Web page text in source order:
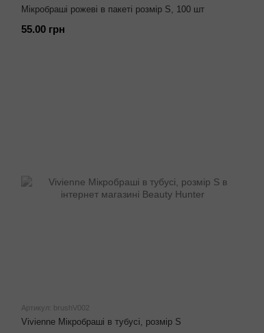
Мікробраші рожеві в пакеті розмір S, 100 шт
55.00 грн
Артикул: brushV002
Vivienne Мікробраші в тубусі, розмір S